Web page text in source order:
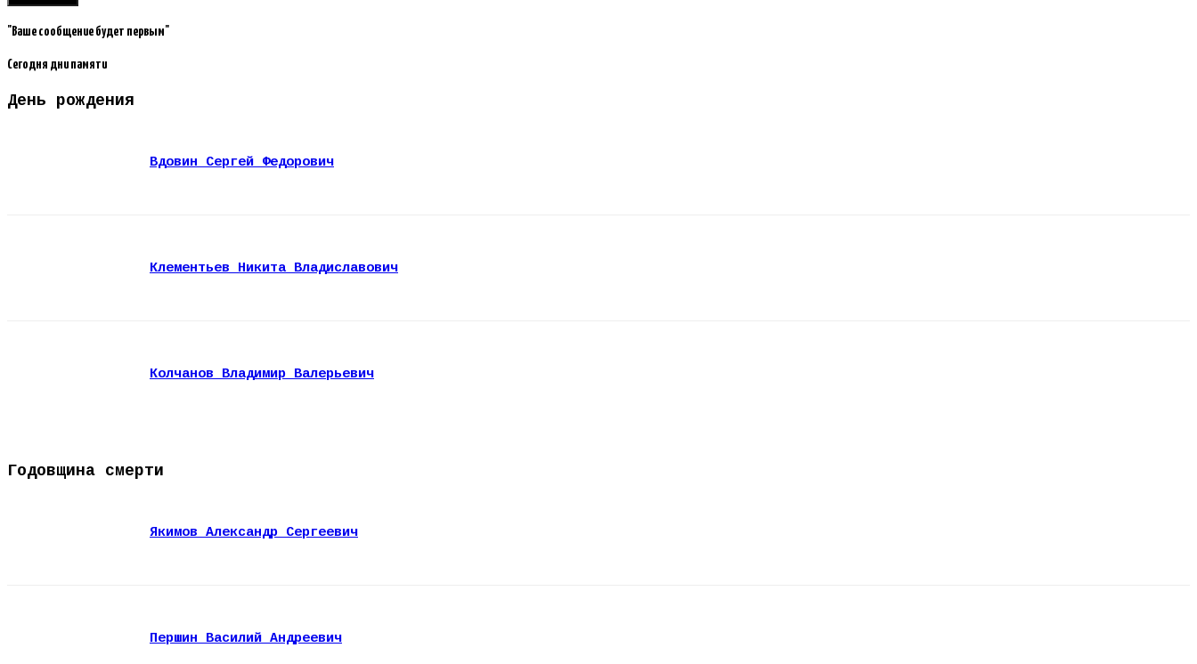
"Ваше сообщение будет первым"
Сегодня дни памяти
День рождения
Вдовин Сергей Федорович
Клементьев Никита Владиславович
Колчанов Владимир Валерьевич
Годовщина смерти
Якимов Александр Сергеевич
Першин Василий Андреевич